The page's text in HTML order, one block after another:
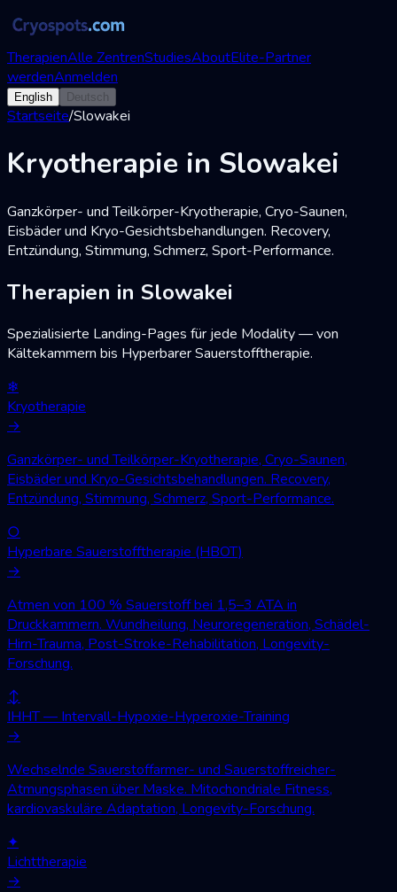
TherapienAlle ZentrenStudiesAboutElite-Partner
werdenAnmelden
English Deutsch
Startseite/Slowakei
Kryotherapie in Slowakei
Ganzkörper- und Teilkörper-Kryotherapie, Cryo-Saunen,
Eisbäder und Kryo-Gesichtsbehandlungen. Recovery,
Entzündung, Stimmung, Schmerz, Sport-Performance.
Therapien in Slowakei
Spezialisierte Landing-Pages für jede Modality — von
Kältekammern bis Hyperbarer Sauerstofftherapie.
❄
Kryotherapie
→
Ganzkörper- und Teilkörper-Kryotherapie, Cryo-Saunen,
Eisbäder und Kryo-Gesichtsbehandlungen. Recovery,
Entzündung, Stimmung, Schmerz, Sport-Performance.
○
Hyperbare Sauerstofftherapie (HBOT)
→
Atmen von 100 % Sauerstoff bei 1,5–3 ATA in
Druckkammern. Wundheilung, Neuroregeneration, Schädel-
Hirn-Trauma, Post-Stroke-Rehabilitation, Longevity-
Forschung.
↕
IHHT — Intervall-Hypoxie-Hyperoxie-Training
→
Wechselnde Sauerstoffarmer- und Sauerstoffreicher-
Atmungsphasen über Maske. Mitochondriale Fitness,
kardiovaskuläre Adaptation, Longevity-Forschung.
✦
Lichttherapie
→